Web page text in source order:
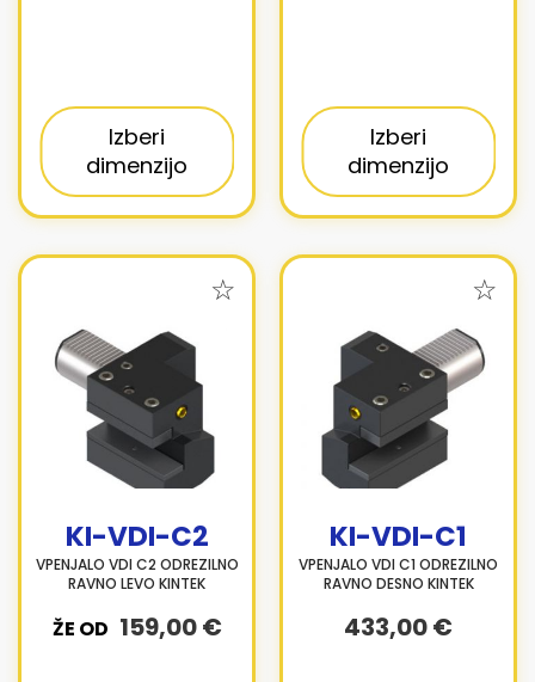
Izberi
dimenzijo
Izberi
dimenzijo
KI-VDI-C2
VPENJALO VDI C2 ODREZILNO
RAVNO LEVO KINTEK
ŽE OD 159,00 €
KI-VDI-C1
VPENJALO VDI C1 ODREZILNO
RAVNO DESNO KINTEK
433,00 €